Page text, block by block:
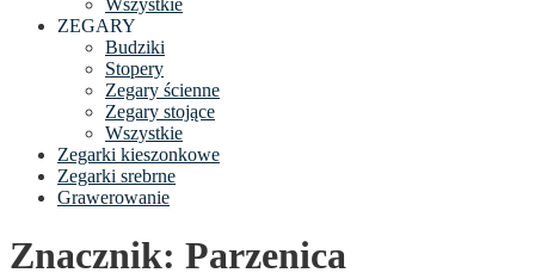
ZEGARY
Budziki
Stopery
Zegary ścienne
Zegary stojące
Wszystkie
Zegarki kieszonkowe
Zegarki srebrne
Grawerowanie
Znacznik: Parzenica